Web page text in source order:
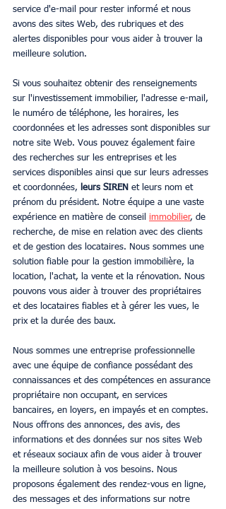
service d'e-mail pour rester informé et nous
avons des sites Web, des rubriques et des
alertes disponibles pour vous aider à trouver la
meilleure solution.
Si vous souhaitez obtenir des renseignements
sur l'investissement immobilier, l'adresse e-mail,
le numéro de téléphone, les horaires, les
coordonnées et les adresses sont disponibles sur
notre site Web. Vous pouvez également faire
des recherches sur les entreprises et les
services disponibles ainsi que sur leurs adresses
et coordonnées,
leurs SIREN et leurs nom et
prénom du président. Notre équipe a une vaste
expérience en matière de conseil immobilier, de
recherche, de mise en relation avec des clients
et de gestion des locataires. Nous sommes une
solution fiable pour la gestion immobilière, la
location, l'achat, la vente et la rénovation. Nous
pouvons vous aider à trouver des propriétaires
et des locataires fiables et à gérer les vues, le
prix et la durée des baux.
Nous sommes une entreprise professionnelle
avec une équipe de confiance possédant des
connaissances et des compétences en assurance
propriétaire non occupant, en services
bancaires, en loyers, en impayés et en comptes.
Nous offrons des annonces, des avis, des
informations et des données sur nos sites Web
et réseaux sociaux afin de vous aider à trouver
la meilleure solution à vos besoins. Nous
proposons également des rendez-vous en ligne,
des messages et des informations sur notre